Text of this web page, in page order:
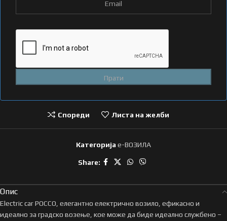
Спореди Листа на желби
Категорија e-ВОЗИЛА
Share:
Опис
Electric car POCCO, елегантно електрично возило, ефикасно и
идеално за градско возење, кое може да биде идеално службено –